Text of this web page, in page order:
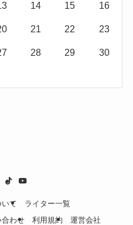
14 15 16
21 22 23
28 29 30
て
ライター一覧
わせ
利用規約 運営会社